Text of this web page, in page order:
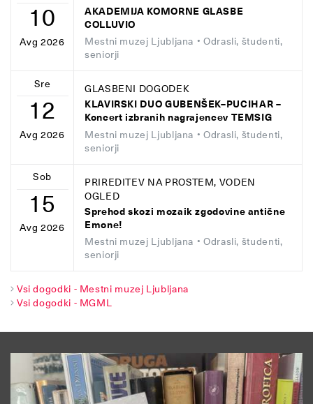
10
Avg 2026
AKADEMIJA KOMORNE GLASBE
COLLUVIO
Mestni muzej Ljubljana • Odrasli, študenti,
seniorji
Sre
12
Avg 2026
GLASBENI DOGODEK
KLAVIRSKI DUO GUBENŠEK–PUCIHAR –
Koncert izbranih nagrajencev TEMSIG
Mestni muzej Ljubljana • Odrasli, študenti,
seniorji
Sob
15
Avg 2026
PRIREDITEV NA PROSTEM, VODEN
OGLED
Sprehod skozi mozaik zgodovine antične
Emone!
Mestni muzej Ljubljana • Odrasli, študenti,
seniorji
Vsi dogodki - Mestni muzej Ljubljana
Vsi dogodki - MGML